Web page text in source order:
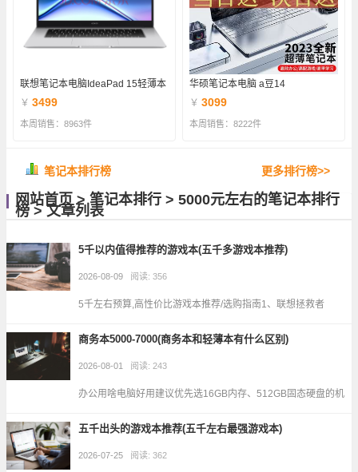
联想笔记本电脑IdeaPad 15轻薄本
￥ 3499
本周销售：8963件
华硕笔记本电脑 a豆14
￥ 3099
本周销售：8222件
笔记本排行榜 更多排行榜>>
网站首页>笔记本排行 > 5000元左右的笔记本排行
榜 > 文章列表
5千以内值得推荐的游戏本(五千多游戏本推荐)
2026-08-09 阅读: 356
5千左右预算,高性价比游戏本推荐/选购指南1、联想拯救者
商务本5000-7000(商务本和轻薄本有什么区别)
2026-08-01 阅读: 243
办公用啥电脑好用建议优先选16GB内存、512GB固态硬盘的机
五千出头的游戏本推荐(五千左右最强游戏本)
2026-07-25 阅读: 362